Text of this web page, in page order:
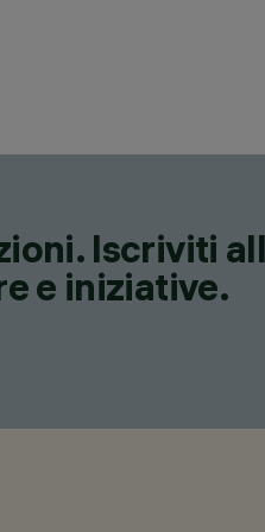
Iscriviti
e iniziative.